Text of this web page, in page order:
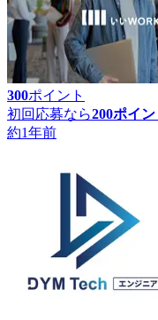
300ポイント
初回応募なら200ポイ
約1年前